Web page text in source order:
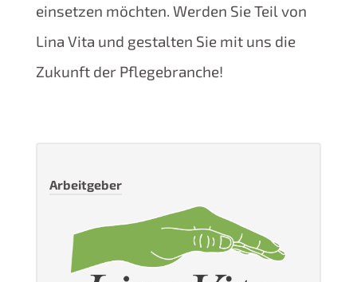
einsetzen möchten. Werden Sie Teil von
Lina Vita und gestalten Sie mit uns die
Zukunft der Pflegebranche!
Arbeitgeber